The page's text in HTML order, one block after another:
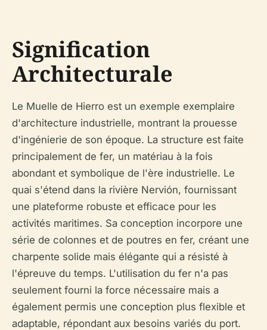
Signification
Architecturale
Le Muelle de Hierro est un exemple exemplaire
d'architecture industrielle, montrant la prouesse
d'ingénierie de son époque. La structure est faite
principalement de fer, un matériau à la fois
abondant et symbolique de l'ère industrielle. Le
quai s'étend dans la rivière Nervión, fournissant
une plateforme robuste et efficace pour les
activités maritimes. Sa conception incorpore une
série de colonnes et de poutres en fer, créant une
charpente solide mais élégante qui a résisté à
l'épreuve du temps. L'utilisation du fer n'a pas
seulement fourni la force nécessaire mais a
également permis une conception plus flexible et
adaptable, répondant aux besoins variés du port.